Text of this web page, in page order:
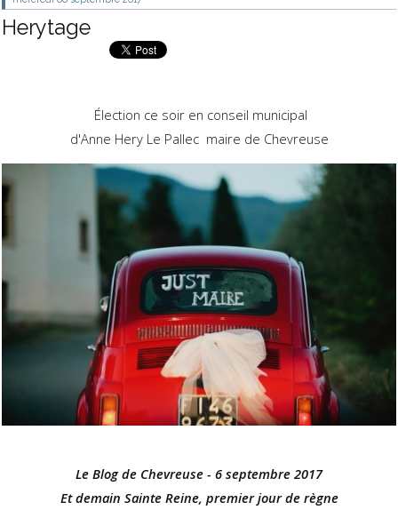
Herytage
Élection ce soir en conseil municipal
d'Anne Hery Le Pallec maire de Chevreuse
Le Blog de Chevreuse - 6 septembre 2017
Et demain Sainte Reine, premier jour de règne